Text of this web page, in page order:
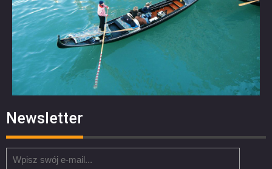
Newsletter